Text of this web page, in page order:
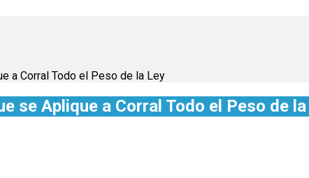
a Corral Todo el Peso de la Ley
se Aplique a Corral Todo el Peso de